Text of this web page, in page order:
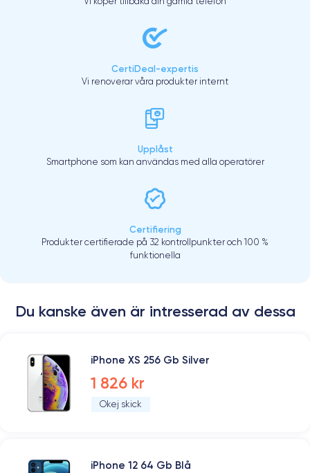
CertiDeal-expertis
Vi renoverar våra produkter internt
Upplåst
Smartphone som kan användas med alla operatörer
Certifiering
Produkter certifierade på 32 kontrollpunkter och 100 %
funktionella
Du kanske även är intresserad av dessa
iPhone XS 256 Gb Silver
1 826 kr
Okej skick
iPhone 12 64 Gb Blå